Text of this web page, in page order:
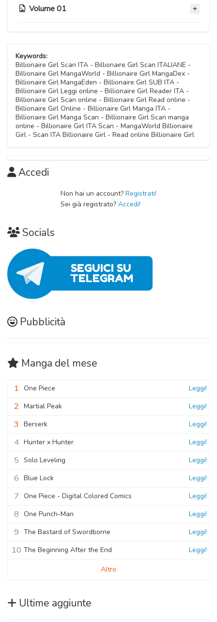
Capitolo 11
29 Ottobre 2020
Capitolo 09
29 Ottobre 2020
Capitolo 08
29 Ottobre 2020
Capitolo 06
Volume 01
Capitolo 04
29 Ottobre 2020
Capitolo 03
29 Ottobre 2020
29 Ottobre 2020
Keywords:
Billionaire Girl Scan ITA - Billionaire Girl Scan ITALIANE -
Billionaire Girl MangaWorld - Billionaire Girl MangaDex -
Billionaire Girl MangaEden - Billionaire Girl SUB ITA -
Billionaire Girl Leggi online - Billionaire Girl Reader ITA -
Billionaire Girl Scan online - Billionaire Girl Read online -
Billionaire Girl Online - Billionaire Girl Manga ITA -
Billionaire Girl Manga Scan - Billionaire Girl Scan manga
online - Billionaire Girl ITA Scan - MangaWorld Billionaire
Girl - Scan ITA Billionaire Girl - Read online Billionaire Girl
Accedi
Non hai un account? Registrati!
Sei già registrato? Accedi!
Socials
Pubblicità
Manga del mese
1 One Piece Leggi!
2 Martial Peak Leggi!
3 Berserk Leggi!
4 Hunter x Hunter Leggi!
5 Solo Leveling Leggi!
6 Blue Lock Leggi!
7 One Piece - Digital Colored Comics Leggi!
8 One Punch-Man Leggi!
9 The Bastard of Swordborne Leggi!
10 The Beginning After the End Leggi!
Altro
Ultime aggiunte